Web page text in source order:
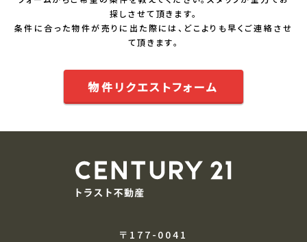
探しさせて頂きます。
条件に合った物件が売りに出た際には、どこよりも早くご連絡させ
て頂きます。
物件リクエストフォーム
〒177-0041